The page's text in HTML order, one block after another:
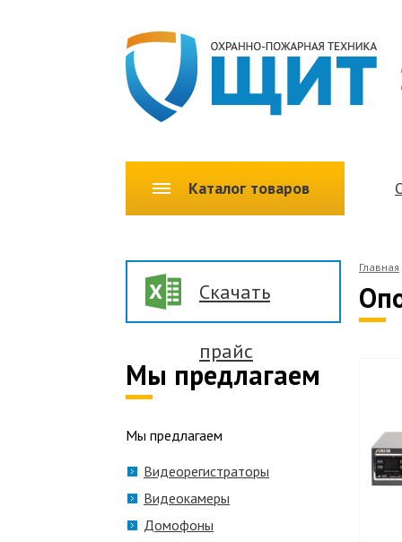
Каталог товаров
Главная
Скачать
прайс
Мы предлагаем
Мы предлагаем
Видеорегистраторы
Видеокамеры
Домофоны